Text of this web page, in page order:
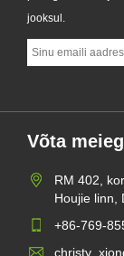
jooksul.
Võta
RM 402,
Houjie linn,
+86-769-